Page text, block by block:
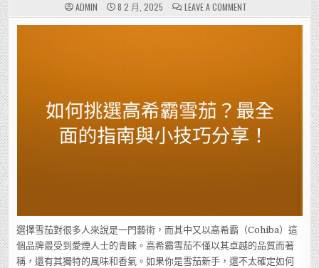
ADMIN 8 2 月, 2025 LEAVE A COMMENT
如
何
全
面
的
指
與
選擇雪茄對很多人來說是一門藝術，而其中又以高希霸（Cohiba）這
個品牌最受到愛煙人士的青睞。高希霸雪茄不僅以其卓越的品質而著
稱，還有其獨特的風味和香氣。如果你是雪茄新手，還不太確定如何